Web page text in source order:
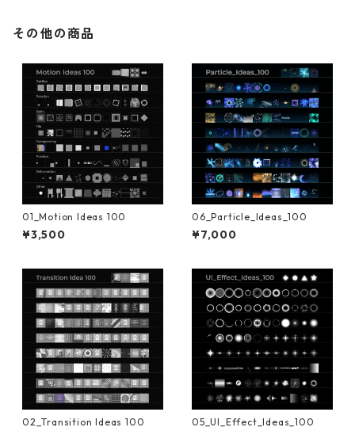
その他の商品
01_Motion Ideas 100
¥3,500
06_Particle_Ideas_100
¥7,000
02_Transition Ideas 100 05_UI_Effect_Ideas_100